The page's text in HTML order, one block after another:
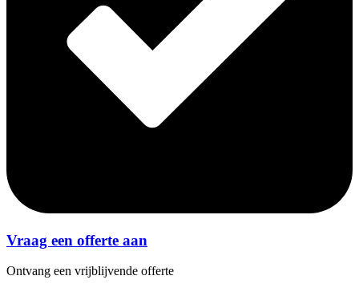
Vraag een offerte aan
Ontvang een vrijblijvende offerte